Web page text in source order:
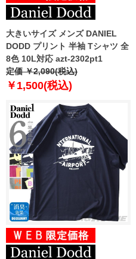
大きいサイズ メンズ DANIEL
DODD プリント 半袖 Tシャツ 全
8色 10L対応 azt-2302pt1
定価 ￥2,090(税込)
￥1,500(税込)